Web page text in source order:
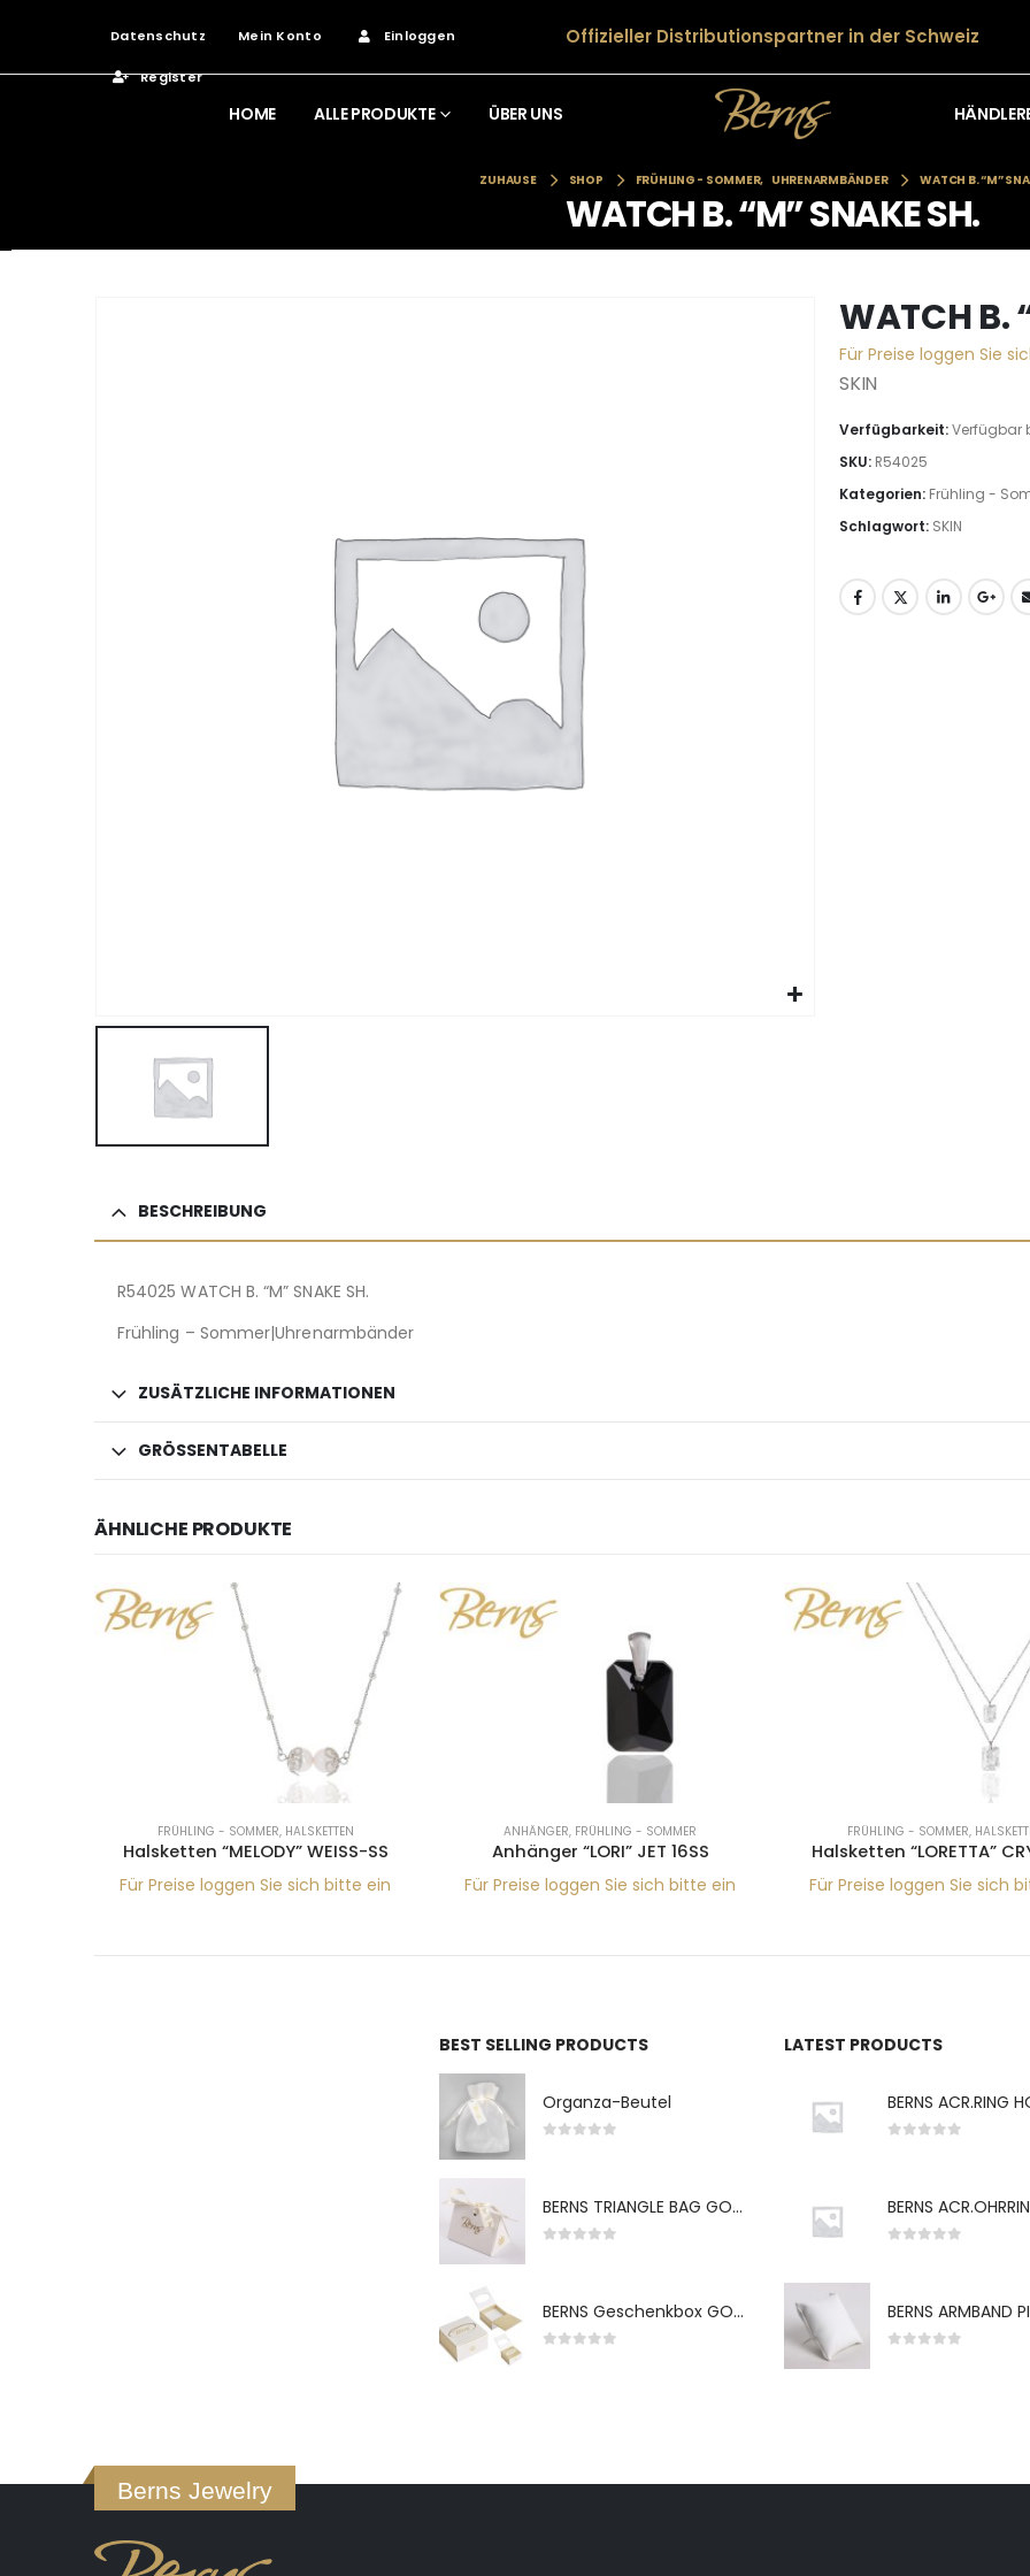
Datenschutz Mein Konto Einloggen
Register
Offizieller Distributionspartner in der Schweiz
HOME ALLE PRODUKTE ÜBER UNS
ZUHAUSE SHOP FRÜHLING - SOMMER, UHRENARMBÄNDER WATCH B. “M”
WATCH B. “M” SNAKE SH.
WATCH B.
Für Preise loggen Sie
SKIN
Verfügbarkeit:Verfügbar
SKU: R54025
Kategorien: Frühling -
Schlagwort: SKIN
BESCHREIBUNG
R54025 WATCH B. “M” SNAKE SH.
Frühling – Sommer|Uhrenarmbänder
ZUSÄTZLICHE INFORMATIONEN
GRÖSSENTABELLE
ÄHNLICHE PRODUKTE
FRÜHLING - SOMMER, HALSKETTEN
Halsketten “MELODY” WEISS-SS
Für Preise loggen Sie sich bitte ein
ANHÄNGER, FRÜHLING - SOMMER
Anhänger “LORI” JET 16SS
Für Preise loggen Sie sich bitte ein
FRÜHLING - SOMMER,
Halsketten “LORETTA”
Für Preise loggen Sie sich
BEST SELLING PRODUCTS
Organza-Beutel
BERNS TRIANGLE BAG GO-WH "S" 7*5CM
BERNS Geschenkbox GO-WH 65*65*38MM FOR SMALL SETS
LATEST PRODUCTS
Berns Jewelry